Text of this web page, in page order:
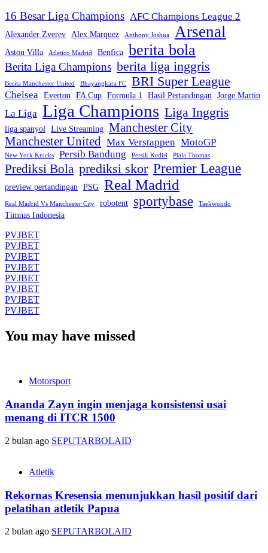
16 Besar Liga Champions AFC Champions League 2
Alexander Zverev Alex Marquez Anthony Joshua Arsenal
Aston Villa Atletico Madrid Benfica berita bola
Berita Liga Champions berita liga inggris
Berita Manchester United Bhayangkara FC BRI Super League
Chelsea Everton FA Cup Formula 1 Hasil Pertandingan Jorge Martin
La Liga Liga Champions Liga Inggris
liga spanyol Live Streaming Manchester City
Manchester United Max Verstappen MotoGP
New York Knicks Persib Bandung Persik Kediri Piala Thomas
Prediksi Bola prediksi skor Premier League
preview pertandingan PSG Real Madrid
Real Madrid Vs Manchester City robotent sportybase Taekwondo
Timnas Indonesia
PVJBET
PVJBET
PVJBET
PVJBET
PVJBET
PVJBET
PVJBET
PVJBET
You may have missed
Motorsport
Ananda Zayn ingin menjaga konsistensi usai
menang di ITCR 1500
2 bulan ago SEPUTARBOLAID
Atletik
Rekornas Kresensia menunjukkan hasil positif dari
pelatihan atletik Papua
2 bulan ago SEPUTARBOLAID